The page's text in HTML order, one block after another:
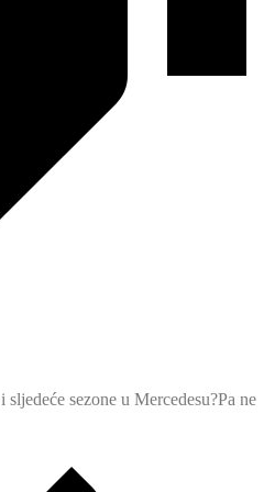
sezone u Mercedesu?Pa ne